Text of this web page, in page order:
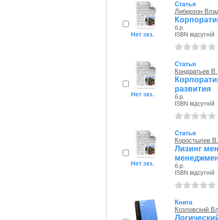
Нет экз.
Статья
Либерзон
б.р.
ISBN відсутній
Нет экз.
Статья
Кондратьев В.
развития
б.р.
ISBN відсутній
Нет экз.
Статья
Коростылев В.
Лизинг
б.р.
ISBN відсутній
Книга
Козловский